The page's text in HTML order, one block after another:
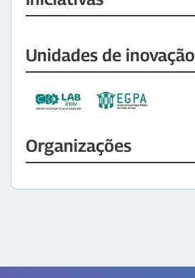
Unidades de inovação
Organizações